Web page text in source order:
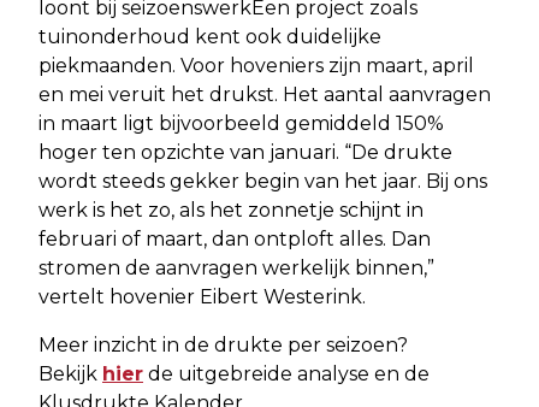
loont bij seizoenswerkEen project zoals
tuinonderhoud kent ook duidelijke
piekmaanden. Voor hoveniers zijn maart, april
en mei veruit het drukst. Het aantal aanvragen
in maart ligt bijvoorbeeld gemiddeld 150%
hoger ten opzichte van januari. “De drukte
wordt steeds gekker begin van het jaar. Bij ons
werk is het zo, als het zonnetje schijnt in
februari of maart, dan ontploft alles. Dan
stromen de aanvragen werkelijk binnen,”
vertelt hovenier Eibert Westerink.
Meer inzicht in de drukte per seizoen?
Bekijk hier de uitgebreide analyse en de
Klusdrukte Kalender.